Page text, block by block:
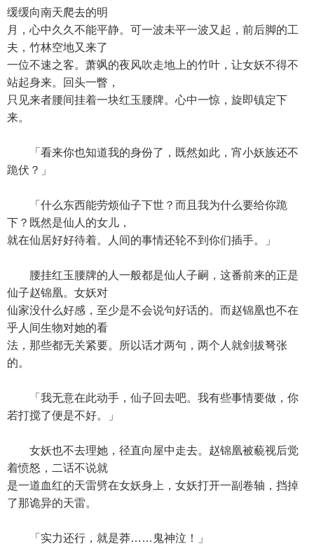
缓缓向南天爬去的明
月，心中久久不能平静。可一波未平一波又起，前后脚的工
夫，竹林空地又来了
一位不速之客。萧飒的夜风吹走地上的竹叶，让女妖不得不
站起身来。回头一瞥，
只见来者腰间挂着一块红玉腰牌。心中一惊，旋即镇定下
来。
「看来你也知道我的身份了，既然如此，宵小妖族还不
跪伏？」
「什么东西能劳烦仙子下世？而且我为什么要给你跪
下？既然是仙人的女儿，
就在仙居好好待着。人间的事情还轮不到你们插手。」
腰挂红玉腰牌的人一般都是仙人子嗣，这番前来的正是
仙子赵锦凰。女妖对
仙家没什么好感，至少是不会说句好话的。而赵锦凰也不在
乎人间生物对她的看
法，那些都无关紧要。所以话才两句，两个人就剑拔弩张
的。
「我无意在此动手，仙子回去吧。我有些事情要做，你
若打搅了便是不好。」
女妖也不去理她，径直向屋中走去。赵锦凰被藐视后觉
着愤怒，二话不说就
是一道血红的天雷劈在女妖身上，女妖打开一副卷轴，挡掉
了那诡异的天雷。
「实力还行，就是莽……鬼神泣！」